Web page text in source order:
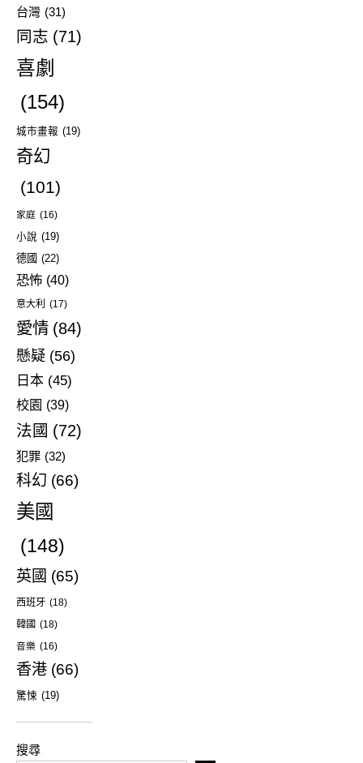
台灣 (31)
同志 (71)
喜劇
(154)
城市畫報 (19)
奇幻
(101)
家庭 (16)
小說 (19)
德國 (22)
恐怖 (40)
意大利 (17)
愛情 (84)
懸疑 (56)
日本 (45)
校園 (39)
法國 (72)
犯罪 (32)
科幻 (66)
美國
(148)
英國 (65)
西班牙 (18)
韓國 (18)
音樂 (16)
香港 (66)
驚悚 (19)
搜尋